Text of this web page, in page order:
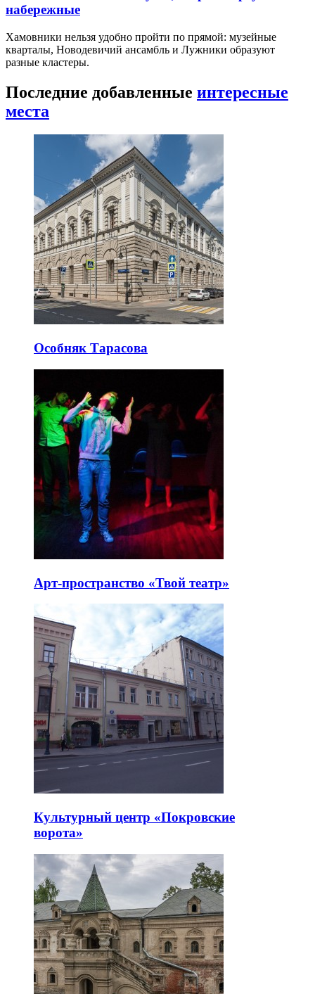
набережные
Хамовники нельзя удобно пройти по прямой: музейные
кварталы, Новодевичий ансамбль и Лужники образуют
разные кластеры.
Последние добавленные интересные
места
Особняк Тарасова
Арт-пространство «Твой театр»
Культурный центр «Покровские
ворота»